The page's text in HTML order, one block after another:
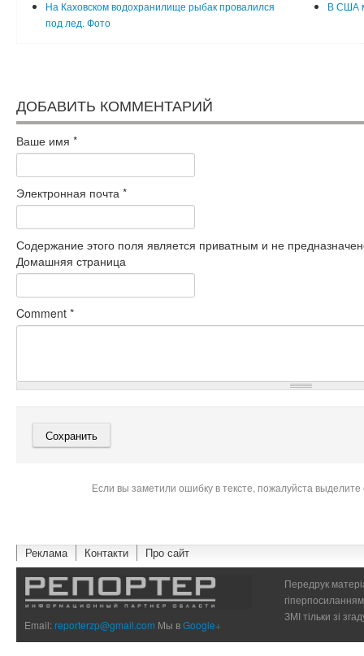
На Каховском водохранилище рыбак провалился
под лед. Фото
В США
ДОБАВИТЬ КОММЕНТАРИЙ
Ваше имя *
Электронная почта *
Содержание этого поля является приватным и не
Домашняя страница
Comment *
Если вы заметили ошибку в тексте, пожалуйста
Реклама Контакти Про сайт
Email:reporterzp@gmail.com Мы вGoogle+
Передрук
ЗМІ тільки зі